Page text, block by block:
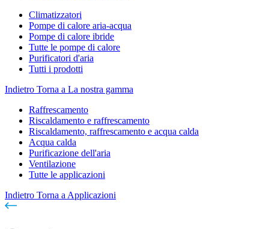
Climatizzatori
Pompe di calore aria-acqua
Pompe di calore ibride
Tutte le pompe di calore
Purificatori d'aria
Tutti i prodotti
Indietro Torna a La nostra gamma
Raffrescamento
Riscaldamento e raffrescamento
Riscaldamento, raffrescamento e acqua calda
Acqua calda
Purificazione dell'aria
Ventilazione
Tutte le applicazioni
Indietro Torna a Applicazioni